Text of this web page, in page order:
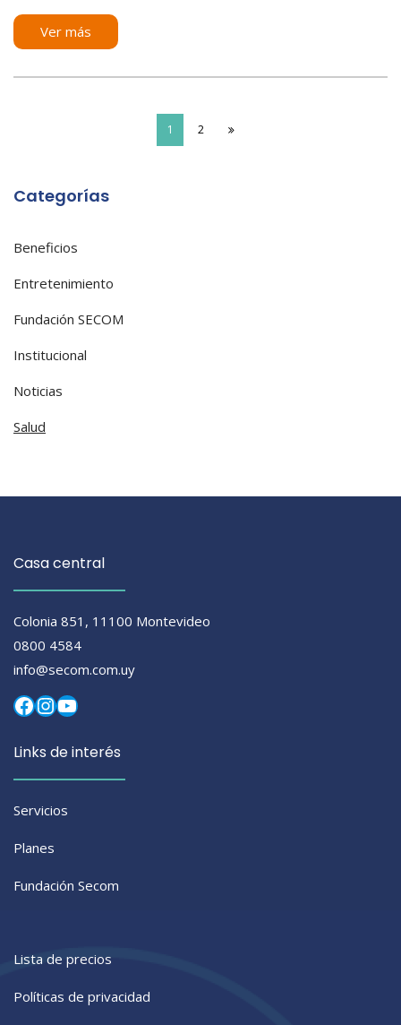
Ver más
1 2
Categorías
Beneficios
Entretenimiento
Fundación SECOM
Institucional
Noticias
Salud
Casa central
Colonia 851, 11100 Montevideo
0800 4584
info@secom.com.uy
Facebook
Instagram
YouTube
Links de interés
Servicios
Planes
Fundación Secom
Lista de precios
Políticas de privacidad